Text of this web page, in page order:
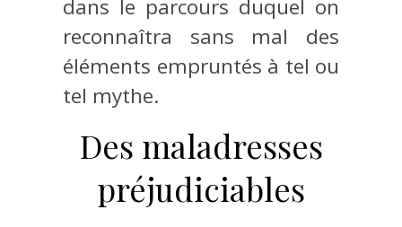
dans le parcours duquel on
reconnaîtra sans mal des
éléments empruntés à tel ou
tel mythe.
Des maladresses
préjudiciables